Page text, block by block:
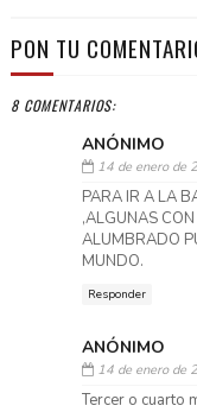
PON TU
8 COMENTARIOS:
ANÓNIMO
14 de enero de
PARA IR A LA
,ALGUNAS
ALUMBRADO
MUNDO.
Responder
ANÓNIMO
14 de enero de
Tercer o cuarto